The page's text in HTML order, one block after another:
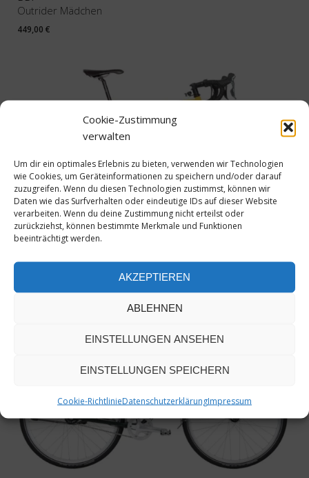
Cookie-Zustimmung
verwalten
Um dir ein optimales Erlebnis zu bieten, verwenden wir Technologien
wie Cookies, um Geräteinformationen zu speichern und/oder darauf
zuzugreifen. Wenn du diesen Technologien zustimmst, können wir
Daten wie das Surfverhalten oder eindeutige IDs auf dieser Website
verarbeiten. Wenn du deine Zustimmung nicht erteilst oder
zurückziehst, können bestimmte Merkmale und Funktionen
beeinträchtigt werden.
AKZEPTIEREN
ABLEHNEN
EINSTELLUNGEN ANSEHEN
EINSTELLUNGEN SPEICHERN
Cookie-RichtlinieDatenschutzerklärungImpressum
Outrider Mädchen
449,00€
VELOSTAR